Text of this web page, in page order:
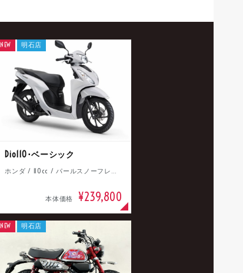
Dio110･ベーシック
ホンダ / 110cc / パールスノーフレークホワイト
本体価格 ¥239,800
NEW 明石店
NEW 明石店